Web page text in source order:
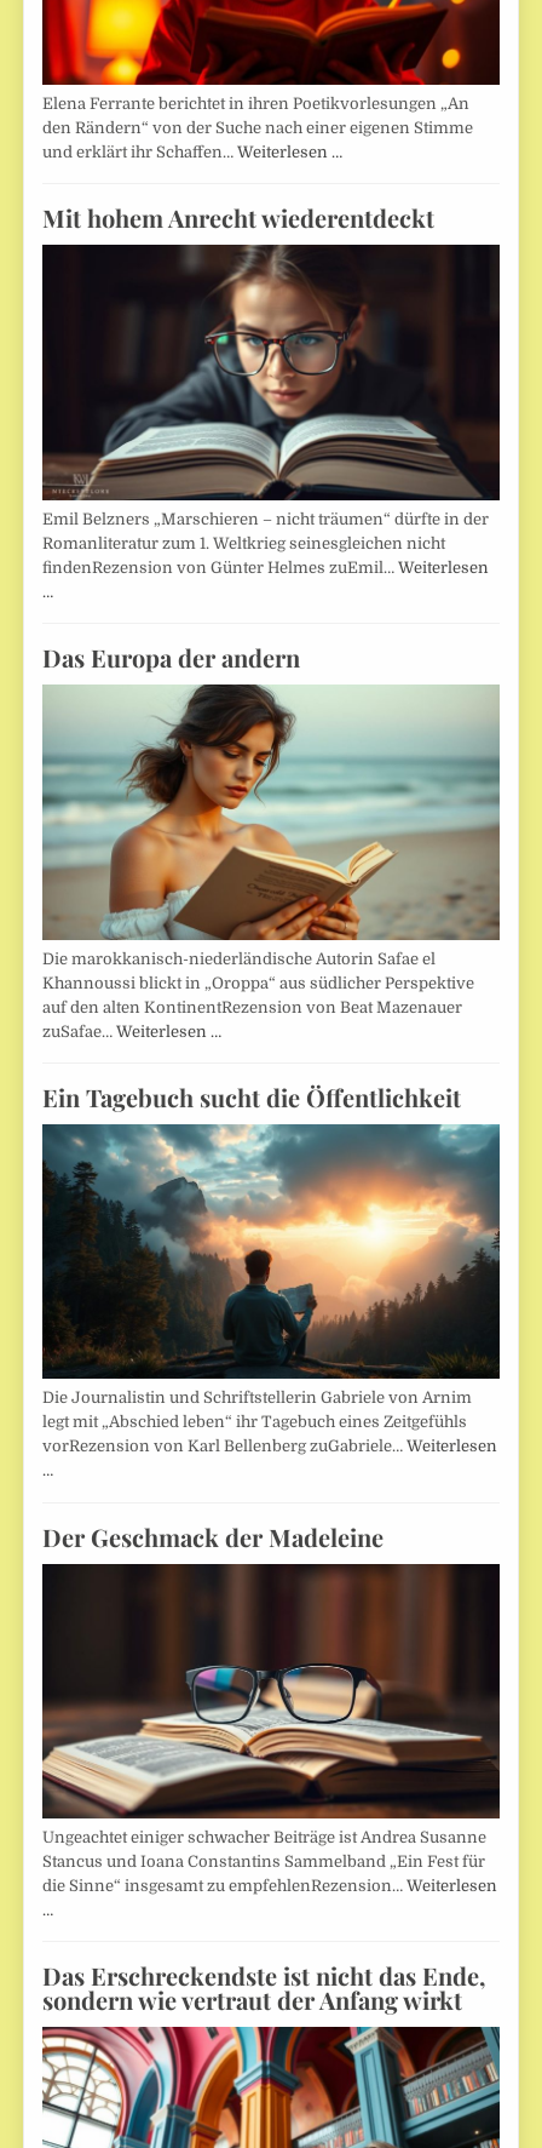
Elena Ferrante berichtet in ihren Poetikvorlesungen „An
den Rändern“ von der Suche nach einer eigenen Stimme
und erklärt ihr Schaffen…Weiterlesen …
Mit hohem Anrecht wiederentdeckt
Emil Belzners „Marschieren – nicht träumen“ dürfte in der
Romanliteratur zum 1. Weltkrieg seinesgleichen nicht
findenRezension von Günter Helmes zuEmil…Weiterlesen
…
Das Europa der andern
Die marokkanisch-niederländische Autorin Safae el
Khannoussi blickt in „Oroppa“ aus südlicher Perspektive
auf den alten KontinentRezension von Beat Mazenauer
zuSafae…Weiterlesen …
Ein Tagebuch sucht die Öffentlichkeit
Die Journalistin und Schriftstellerin Gabriele von Arnim
legt mit „Abschied leben“ ihr Tagebuch eines Zeitgefühls
vorRezension von Karl Bellenberg zuGabriele…Weiterlesen
…
Der Geschmack der Madeleine
Ungeachtet einiger schwacher Beiträge ist Andrea Susanne
Stancus und Ioana Constantins Sammelband „Ein Fest für
die Sinne“ insgesamt zu empfehlenRezension…Weiterlesen
…
Das Erschreckendste ist nicht das Ende,
sondern wie vertraut der Anfang wirkt